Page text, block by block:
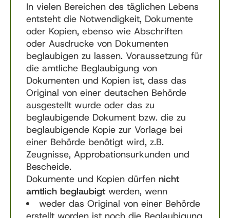
In vielen Bereichen des täglichen Lebens
entsteht die Notwendigkeit, Dokumente
oder Kopien, ebenso wie Abschriften
oder Ausdrucke von Dokumenten
beglaubigen zu lassen. Voraussetzung für
die amtliche Beglaubigung von
Dokumenten und Kopien ist, dass das
Original von einer deutschen Behörde
ausgestellt wurde oder das zu
beglaubigende Dokument bzw. die zu
beglaubigende Kopie zur Vorlage bei
einer Behörde benötigt wird, z.B.
Zeugnisse, Approbationsurkunden und
Bescheide.
Dokumente und Kopien dürfen nicht
amtlich beglaubigtwerden, wenn
weder das Original von einer Behörde